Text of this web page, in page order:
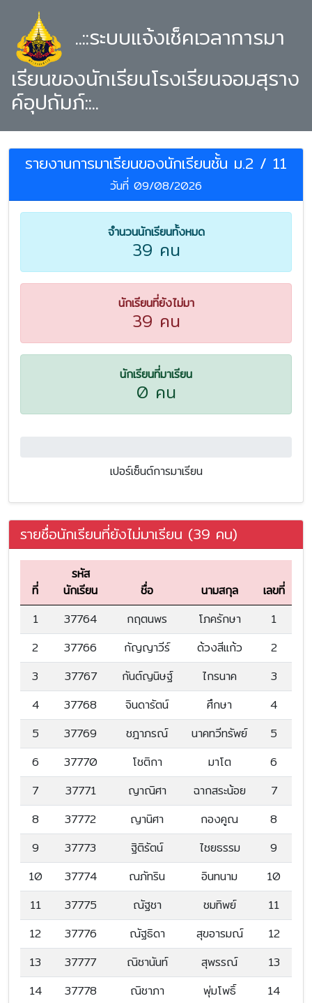
..::ระบบแจ้งเช็คเวลาการมา
เรียนของนักเรียนโรงเรียนจอมสุราง
ค์อุปถัมภ์::..
รายงานการมาเรียนของนักเรียนชั้น ม.2 / 11
วันที่ 09/08/2026
จำนวนนักเรียนทั้งหมด
39 คน
นักเรียนที่ยังไม่มา
39 คน
นักเรียนที่มาเรียน
0 คน
เปอร์เซ็นต์การมาเรียน
รายชื่อนักเรียนที่ยังไม่มาเรียน (39 คน)
ที่
รหัส
นักเรียน
ชื่อ นามสกุล
เลขที่
1
37764 กฤตนพร โภครักษา
1
2
37766 กัญญาวีร์ ด้วงสีแก้ว
2
3
37767 กันต์ญนิษฐ์ ไกรนาค
3
4
37768 จินดารัตน์ ศึกษา
4
5
37769 ชฎาภรณ์ นาคทวีทรัพย์
5
6
37770 โชติกา มาโต
6
7
37771 ญาณิศา ฉากสระน้อย
7
8
37772 ญานิศา กองคูณ
8
9
37773 ฐิติรัตน์ ไชยธรรม
9
10
37774 ณภัทริน อินทนาม
10
11
37775 ณัฐชา ชมทิพย์
11
12
37776 ณัฐธิดา สุขอารมณ์
12
13
37777 ณิชานันท์ สุพรรณ์
13
14
37778 ณิชาภา พุ่มโพธิ์
14